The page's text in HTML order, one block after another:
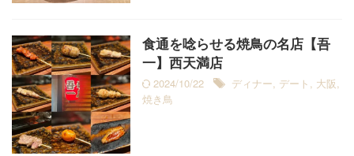
食通を唸らせる焼鳥の名店【吾
一】西天満店
2024/10/22
ディナー デート 大阪
焼き鳥